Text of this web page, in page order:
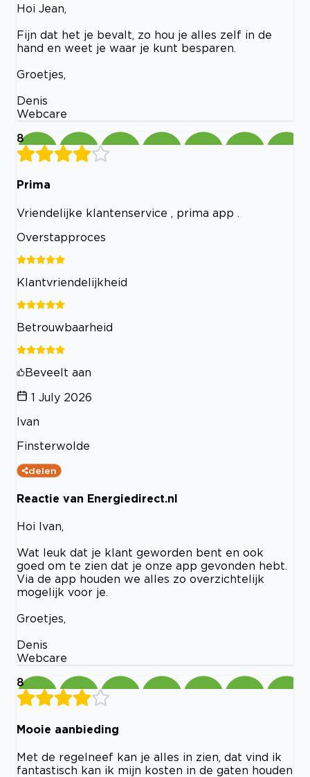
Hoi Jean,
Fijn dat het je bevalt, zo hou je alles zelf in de
hand en weet je waar je kunt besparen.
Groetjes,
Denis
Webcare
8
Prima
Vriendelijke klantenservice , prima app .
Overstapproces
Klantvriendelijkheid
Betrouwbaarheid
Beveelt aan
1 July 2026
Ivan
Finsterwolde
delen
Reactie van Energiedirect.nl
Hoi Ivan,
Wat leuk dat je klant geworden bent en ook
goed om te zien dat je onze app gevonden hebt.
Via de app houden we alles zo overzichtelijk
mogelijk voor je.
Groetjes,
Denis
Webcare
8
Mooie aanbieding
Met de regelneef kan je alles in zien, dat vind ik
fantastisch kan ik mijn kosten in de gaten houden